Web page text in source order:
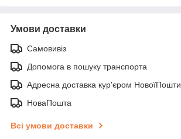
Умови доставки
Самовивіз
Допомога в пошуку транспорта
Адресна доставка кур'єром НовоїПошти
НоваПошта
Всі умови доставки